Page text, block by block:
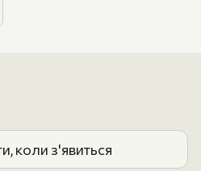
коли з'явиться